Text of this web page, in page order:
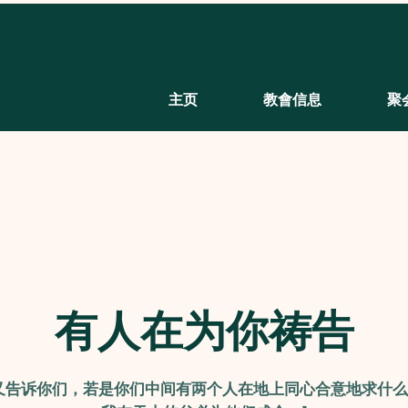
主页 教會信息 聚
有人在为你祷告
告诉你们，若是你们中间有两个人在地上同心合意地求什